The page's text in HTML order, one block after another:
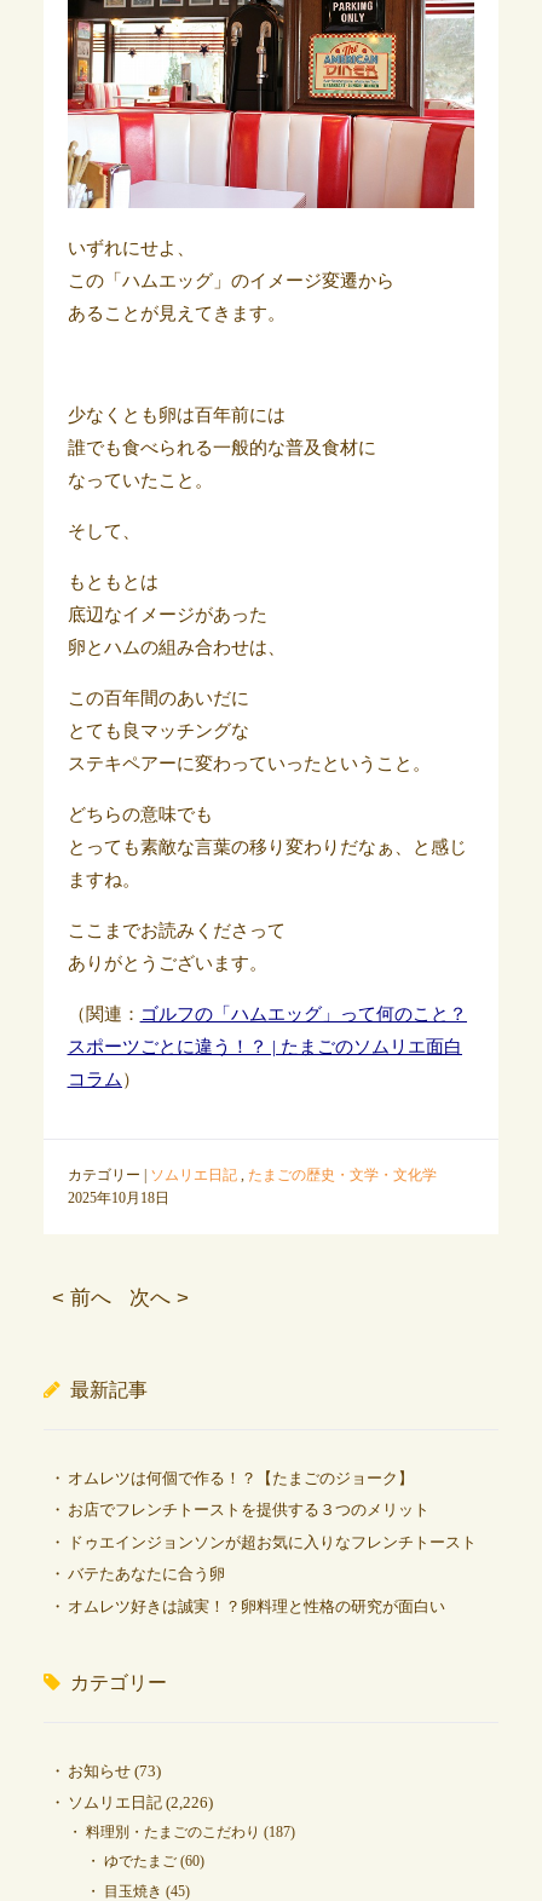
いずれにせよ、
この「ハムエッグ」のイメージ変遷から
あることが見えてきます。
少なくとも卵は百年前には
誰でも食べられる一般的な普及食材に
なっていたこと。
そして、
もともとは
底辺なイメージがあった
卵とハムの組み合わせは、
この百年間のあいだに
とても良マッチングな
ステキペアーに変わっていったということ。
どちらの意味でも
とっても素敵な言葉の移り変わりだなぁ、と感じ
ますね。
ここまでお読みくださって
ありがとうございます。
（関連： ゴルフの「ハムエッグ」って何のこと？
スポーツごとに違う！？ | たまごのソムリエ面白
コラム ）
カテゴリー | ソムリエ日記, たまごの歴史・文学・文化学
2025年10月18日
< 前へ 次へ >
最新記事
オムレツは何個で作る！？【たまごのジョーク】
お店でフレンチトーストを提供する３つのメリット
ドゥエインジョンソンが超お気に入りなフレンチトースト
バテたあなたに合う卵
オムレツ好きは誠実！？卵料理と性格の研究が面白い
カテゴリー
お知らせ(73)
ソムリエ日記(2,226)
料理別・たまごのこだわり (187)
ゆでたまご(60)
目玉焼き (45)